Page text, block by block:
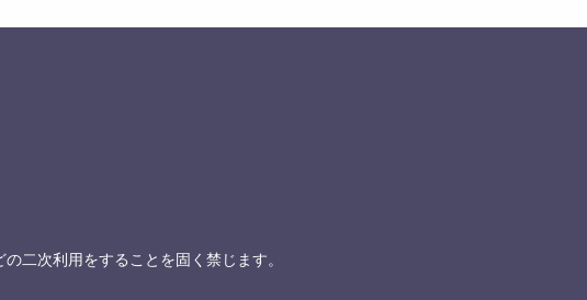
二次利用をすることを固く禁じます。